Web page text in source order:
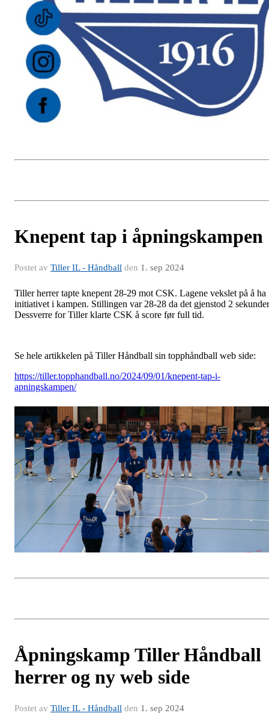
Knepent tap i åpningskampen
Postet av Tiller IL - Håndball den 1. sep 2024
Tiller herrer tapte knepent 28-29 mot CSK. Lagene vekslet på å ha
initiativet i kampen. Stillingen var 28-28 da det gjenstod 2
Dessverre for Tiller klarte CSK å score før full tid.
Se hele artikkelen på Tiller Håndball sin topphåndball web side:
https://tiller.topphandball.no/2024/09/01/knepent-tap-i-
apningskampen/
Åpningskamp Tiller Håndball
herrer og ny web side
Postet av Tiller IL - Håndball den 1. sep 2024